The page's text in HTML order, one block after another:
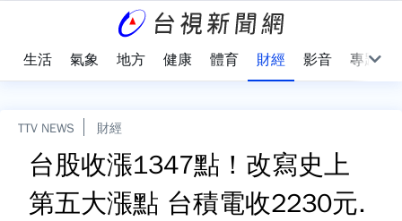
生活 氣象 地方 健康 體育 財經 影音 專題
TTV NEWS 財經
台股收漲1347點！改寫史上
第五大漲點 台積電收2230元.